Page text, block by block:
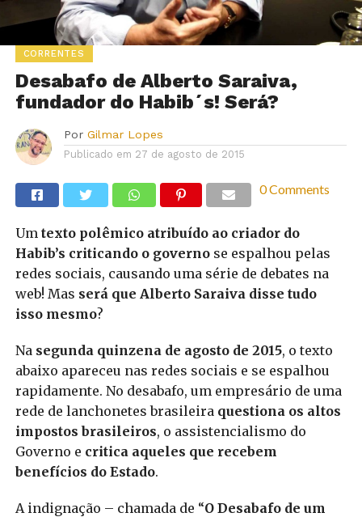
CORRENTES
Desabafo de Alberto Saraiva,
fundador do Habib´s! Será?
Por Gilmar Lopes
Publicado em 27 de agosto de 2015
0 Comments
Um texto polêmico atribuído ao criador do
Habib’s criticando o governose espalhou pelas
redes sociais, causando uma série de debates na
web! Mas será que Alberto Saraiva disse tudo
isso mesmo?
Na segunda quinzena de agosto de 2015, o texto
abaixo apareceu nas redes sociais e se espalhou
rapidamente. No desabafo, um empresário de uma
rede de lanchonetes brasileira questiona os altos
impostos brasileiros, o assistencialismo do
Governo e critica aqueles que recebem
benefícios do Estado.
A indignação – chamada de “O Desabafo de um